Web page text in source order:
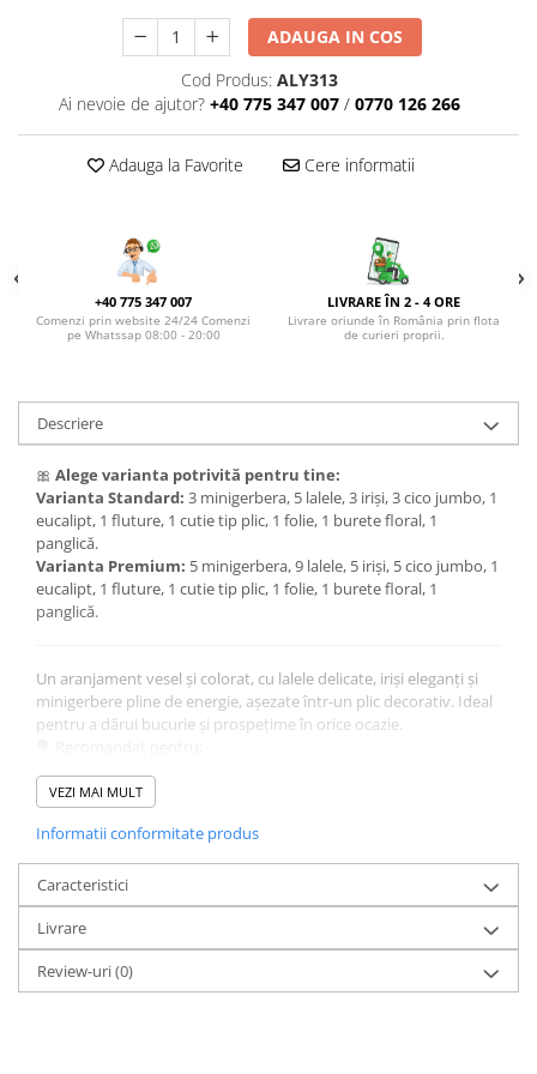
DE TRANDAFIRI ROȘII
ADAUGA IN COS
Cod Produs: ALY313
Ai nevoie de ajutor? +40 775 347 007 / 0770 126 266
Adauga la Favorite Cere informatii
+40 775 347 007
Comenzi prin website 24/24 Comenzi
pe Whatssap 08:00 - 20:00
LIVRARE ÎN 2 - 4 ORE
Livrare oriunde în România prin flota
de curieri proprii.
Descriere
🎀 Alege varianta potrivită pentru tine:
Varianta Standard: 3 minigerbera, 5 lalele, 3 iriși, 3 cico jumbo, 1
eucalipt, 1 fluture, 1 cutie tip plic, 1 folie, 1 burete floral, 1
panglică.
Varianta Premium: 5 minigerbera, 9 lalele, 5 iriși, 5 cico jumbo, 1
eucalipt, 1 fluture, 1 cutie tip plic, 1 folie, 1 burete floral, 1
panglică.
Un aranjament vesel și colorat, cu lalele delicate, iriși eleganți și
minigerbere pline de energie, așezate într-un plic decorativ. Ideal
pentru a dărui bucurie și prospețime în orice ocazie.
– Cadouri elegante pentru doamne și domnișoare
– Mesaje de mulțumire sau încurajare
– Decor floral rafinat pentru birou sau casă
✨ Detalii importante:
✅ Conține lalele naturale în funcție de variantă
✅ Cutie cilindrică premium, reutilizabilă
✅ Burete floral hidratat – florile își păstrează prospețimea 5–7 zile
✅ Felicitare cadou inclusă – poți adăuga un mesaj personalizat
✅ Livrare rapidă în 2–4 ore, în peste 150 de orașe din România
🌿 Îngrijire ușoară:
VEZI MAI MULT
Informatii conformitate produs
Caracteristici
Livrare
Review-uri(0)